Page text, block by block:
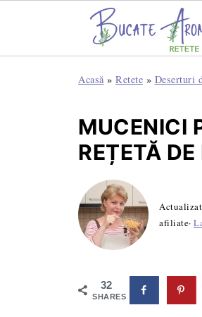
Acasă » Retete » Deserturi
MUCENICI
REȚETĂ
afiliate·
32
SHARES